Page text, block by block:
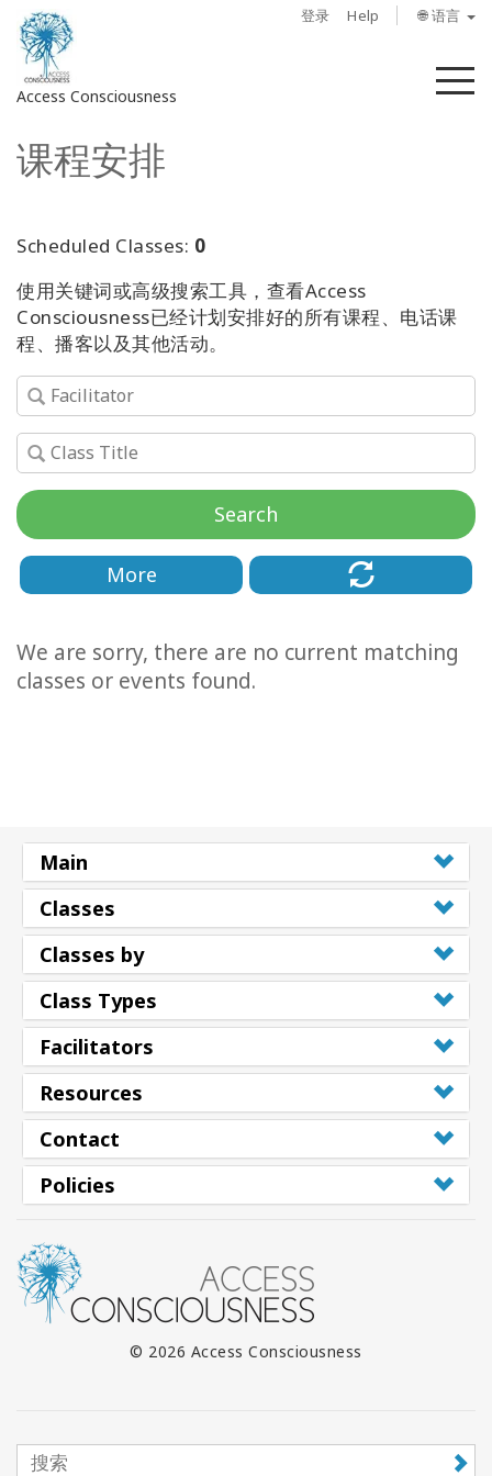
登录 Help 🌐 语言
Access Consciousness
菜
登
录
的
户
关
Access
Bars
课
找
导
系
索
课程安排
Scheduled Classes: 0
使用关键词或高级搜索工具，查看Access
Consciousness已经计划安排好的所有课程、电话课
程、播客以及其他活动。
Search
More
We are sorry, there are no current matching
classes or events found.
Main
Classes
Classes by
Class Types
Facilitators
Resources
Contact
Policies
© 2026 Access Consciousness